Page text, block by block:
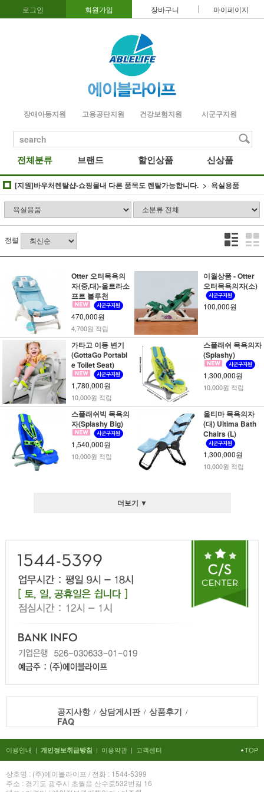
로그인 회원가입 장바구니 마이페이지
장애아동지원 고용공단지원 건강보험지원 시군구지원
search
전체분류 브랜드 할인상품 신상품
[지원]바우처렌탈샵-쇼핑몰내 다른 품목도 렌탈가능합니다. 욕실용품
정렬
Otter 오터목욕의
자(중,대)-울트라소
프트 블루천
470,000원
4,700원 적립
이월상품 - Otter
오터목욕의자(소)
100,000원
가타고 이동 변기
(GottaGo Portabl
e Toilet Seat)
1,780,000원
10,000원 적립
스플래쉬 목욕의자
(Splashy)
1,300,000원
10,000원 적립
스플래쉬빅 목욕의
자(Splashy Big)
1,540,000원
10,000원 적립
울티마 목욕의자
(대) Ultima Bath
Chairs (L)
1,300,000원
10,000원 적립
더보기 ▼
공지사항/ 상담게시판/ 상품후기 /
FAQ
이용안내 | 개인정보취급방침 | 이용약관 | 고객센터 TOP
상호명 : (주)에이블라이프 / 전화 : 1544-5399
주소 : 경기도 광주시 초월읍 산수로532번길 16